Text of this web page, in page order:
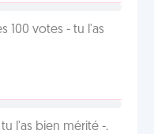
100 votes - tu l'as
l'as bien mérité -.